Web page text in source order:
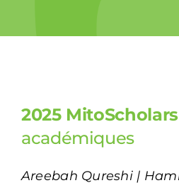
2025
académiques
Areebah Qureshi |